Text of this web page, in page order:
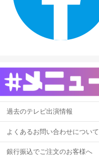
過去のテレビ出演情報
よくあるお問い合わせについて
銀行振込でご注文のお客様へ